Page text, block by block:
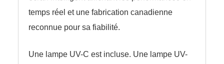
temps réel et une fabrication canadienne
reconnue pour sa fiabilité.
Une lampe UV-C est incluse. Une lampe UV-